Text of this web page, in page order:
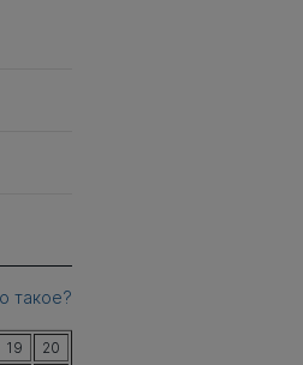
такое?
19
20